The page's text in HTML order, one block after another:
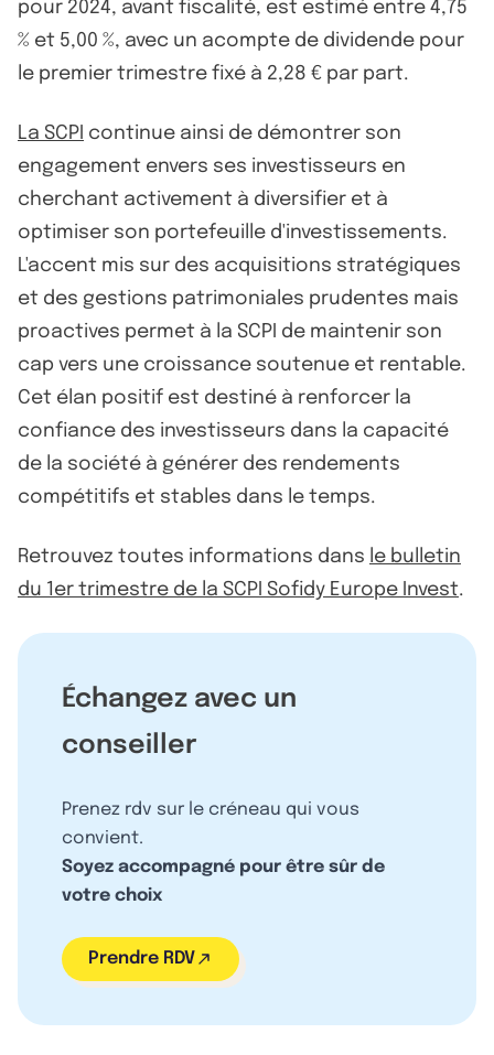
pour 2024, avant fiscalité, est estimé entre 4,75
% et 5,00 %, avec un acompte de dividende pour
le premier trimestre fixé à 2,28 € par part.
La SCPI continue ainsi de démontrer son
engagement envers ses investisseurs en
cherchant activement à diversifier et à
optimiser son portefeuille d'investissements.
L'accent mis sur des acquisitions stratégiques
et des gestions patrimoniales prudentes mais
proactives permet à la SCPI de maintenir son
cap vers une croissance soutenue et rentable.
Cet élan positif est destiné à renforcer la
confiance des investisseurs dans la capacité
de la société à générer des rendements
compétitifs et stables dans le temps.
Retrouvez toutes informations dans le bulletin
du 1er trimestre de la SCPI Sofidy Europe Invest.
Échangez avec un
conseiller
Prenez rdv sur le créneau qui vous
convient.
Soyez accompagné pour être sûr de
votre choix
Prendre RDV